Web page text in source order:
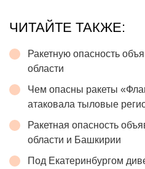
ЧИТАЙТЕ ТАКЖЕ:
Ракетную опасность
области
Чем опасны ракеты
атаковала тыловые
Ракетная опасность
области и Башкирии
Под Екатеринбургом